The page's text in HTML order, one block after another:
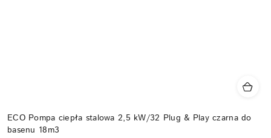
ECO Pompa ciepła stalowa 2,5 kW/32 Plug & Play czarna do
basenu 18m3